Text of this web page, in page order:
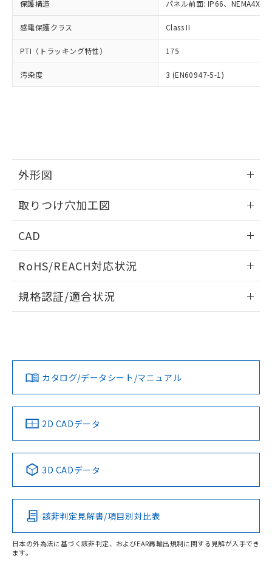
保護構造 パネル前面: IP66、NEMA4X,
感電保護クラス Class II
PTI（トラッキング特性） 175
汚染度 3 (EN60947-5-1)
外形図
取りつけ穴加工図
CAD
ドすることができます。
ログイン/会員登録
ダウンロードデータをご利用いただく前に、以下を必ずお読
みください。
ソフトウェアの使用条件
RoHS/REACH対応状況
EU RoHS 注意事項・凡例
対応済み
中国 RoHS 注意事項・凡例
Pb Hg Cd Cr(VI)
O
規格認証/適合状況
LR型式承認
（イギリス
船舶規格）
DNV型式承認
（ノルウェー
BV型式承認
（フランス
KR型式
（韓国
No No No No
この製品の規格認証/適合状況ページへ
その他の認証はこちらのページからご検索ください
カタログ/データシート/マニュアル
2D CADデータ
3D CADデータ
該非判定見解書/項目別対比表
日本の外為法に基づく該非判定、およびEAR再輸出規制に関する見解が入手でき
ます。
オムロン制御機器販売店や当社販売拠
販売ネットワーク
」をご確認
ください。
在庫状況および標準価格結果を当社の
事前の承諾なく第三者に漏洩または開
マイパーツ機能（部品リスト作成サー
および当社の共同利用者が、当社の製
※当社の共同利用者とは、
の共同利用に関して"
の「1.共同利
フタル酸エステル類の４物質については閾値を超える意
図的な使用がないことを確認しています。
※2 対応予定月
部品在庫の切り替え状況などにより、予定
月が前後することがあります。
とができます。
EU RoHS指令（10物質）の非含有証明書
ものではありません。
また、RoHS指令のフタル酸エステル類４
物質の対応では、対応完了までの期間は出
荷製品に未対応品が混在することから備考
欄に対応日を記載しておりました。
※2 環境保護使用期限
「ｅ」：有害物質（10物質）のすべてが基
準値以下であることを示します。
「10」：通常の使用状況下において有害物
質が外部に漏えいし、環境に深刻な影響を
武器並びにこれらの製造装置等に一切
使用いたしません。
当社は、貴社製品を第三者に販売する
場合は、上記1、2および3の内容を当
該第三者に通知します。また当社は、
販売先および販売に係わる関係者が違
法に輸出するおそれがある場合は、取
在庫なし(最新の在庫状況につ
いては、お客様のお取引先、ま
たはお客様担当のオムロン制御
機器販売店・当社販売員にご確
認ください)
受注生産機種、また在庫状況の